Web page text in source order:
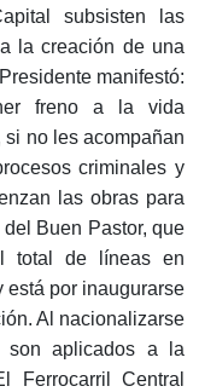
subsisten las
la creación de una
manifestó:
freno a la vida
no les acompañan
criminales y
las obras para
Buen Pastor, que
total de líneas en
está por inaugurarse
Al nacionalizarse
son aplicados a la
Ferrocarril Central